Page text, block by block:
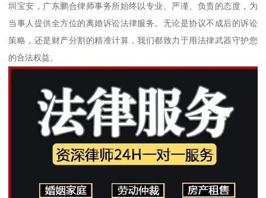
圳宝安，广东鹏合律师事务所始终以专业、严谨、负责的态度，为
当事人提供全方位的离婚诉讼法律服务。无论是协议不成后的诉讼
策略，还是财产分割的精准计算，我们都致力于用法律武器守护您
的合法权益。